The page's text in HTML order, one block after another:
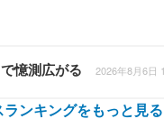
憶測広がる 2026年8月6日
ランキングをもっと見る